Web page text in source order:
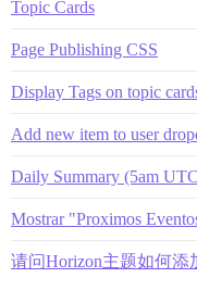
Topic Cards
Page Publishing CSS
Display Tags on topic
Add new item to user
Daily Summary (5am
Mostrar "Proximos
请问Horizon主题如何添